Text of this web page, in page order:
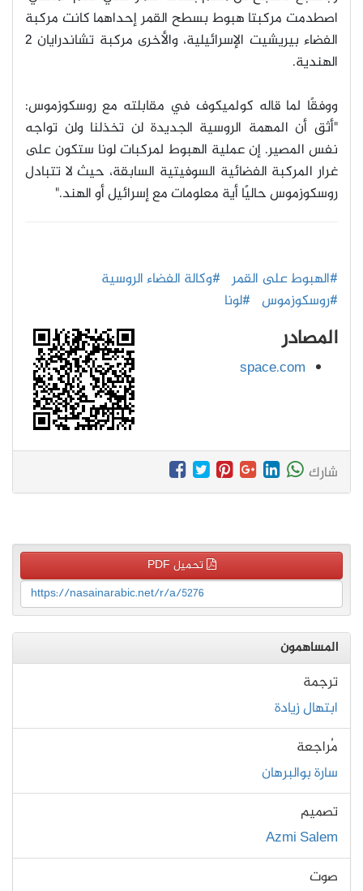
اصطدمت مركبتا هبوط بسطح القمر إحداهما كانت مركبة
الفضاء بيريشيت الإسرائيلية، والأخرى مركبة تشاندرايان 2
الهندية.
ووفقًا لما قاله كولميكوف في مقابلته مع روسكوزموس:
"أثق أن المهمة الروسية الجديدة لن تخذلنا ولن تواجه
نفس المصير. إن عملية الهبوط لمركبات لونا ستكون على
غرار المركبة الفضائية السوفيتية السابقة، حيث لا تتبادل
روسكوزموس حاليًا أية معلومات مع إسرائيل أو الهند."
#الهبوط على القمر #وكالة الفضاء الروسية
#روسكوزموس #لونا
المصادر
space.com
شارك
تحميل PDF
https://nasainarabic.net/r/a/5276
المساهمون
ترجمة
ابتهال زيادة
مُراجعة
سارة بوالبرهان
تصميم
Azmi Salem
صوت